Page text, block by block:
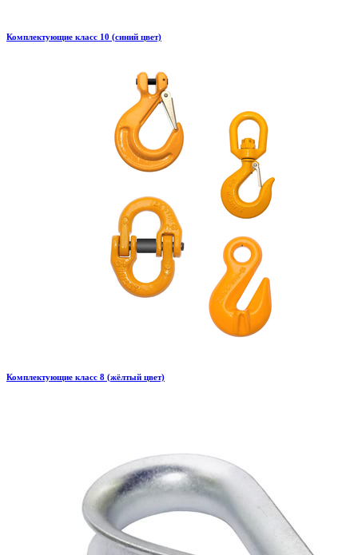
Комплектующие класс 10 (синий цвет)
Комплектующие класс 8 (жёлтый цвет)